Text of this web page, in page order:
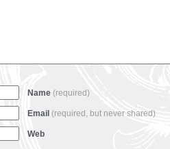
Name (required)
Email (required, but never shared)
Web